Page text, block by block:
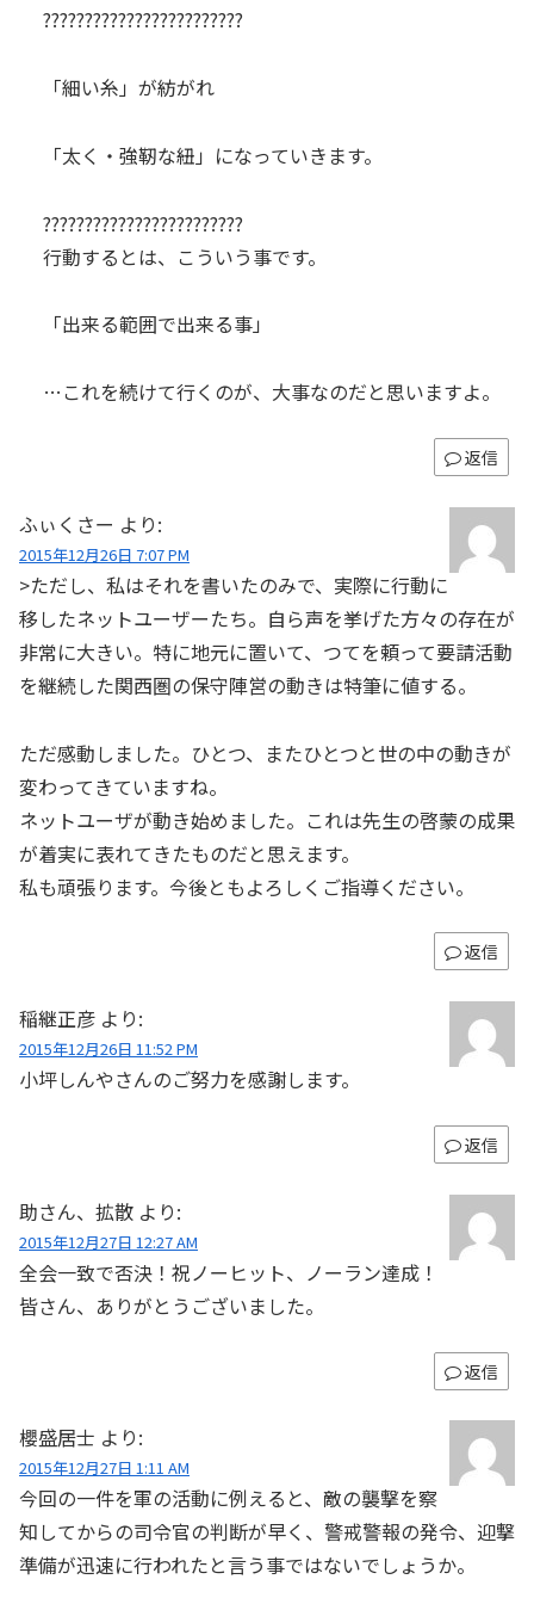
????????????????????????
「細い糸」が紡がれ
「太く・強靭な紐」になっていきます。
????????????????????????
行動するとは、こういう事です。
「出来る範囲で出来る事」
…これを続けて行くのが、大事なのだと思いますよ。
返信
ふぃくさー より:
2015年12月26日 7:07 PM
>ただし、私はそれを書いたのみで、実際に行動に
移したネットユーザーたち。自ら声を挙げた方々の存在が
非常に大きい。特に地元に置いて、つてを頼って要請活動
を継続した関西圏の保守陣営の動きは特筆に値する。
ただ感動しました。ひとつ、またひとつと世の中の動きが
変わってきていますね。
ネットユーザが動き始めました。これは先生の啓蒙の成果
が着実に表れてきたものだと思えます。
私も頑張ります。今後ともよろしくご指導ください。
返信
稲継正彦 より:
2015年12月26日 11:52 PM
小坪しんやさんのご努力を感謝します。
返信
助さん、拡散 より:
2015年12月27日 12:27 AM
全会一致で否決！祝ノーヒット、ノーラン達成！
皆さん、ありがとうございました。
返信
櫻盛居士 より:
2015年12月27日 1:11 AM
今回の一件を軍の活動に例えると、敵の襲撃を察
知してからの司令官の判断が早く、警戒警報の発令、迎撃
準備が迅速に行われたと言う事ではないでしょうか。